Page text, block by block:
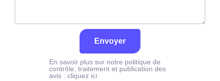
Envoyer
En savoir plus sur notre politique de
contrôle, traitement et publication des
avis : cliquez ici